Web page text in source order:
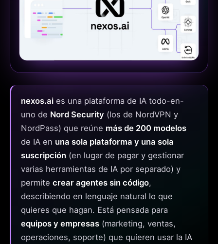
nexos.ai es una plataforma de IA todo-en-
uno de Nord Security (los de NordVPN y
NordPass) que reúne más de 200 modelos
de IA en una sola plataforma y una sola
suscripción (en lugar de pagar y gestionar
varias herramientas de IA por separado) y
permite crear agentes sin código,
describiendo en lenguaje natural lo que
quieres que hagan. Está pensada para
equipos y empresas (marketing, ventas,
operaciones, soporte) que quieren usar la IA